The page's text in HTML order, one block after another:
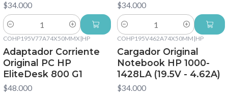
$34.000
Cantidad
$34.000
Cantidad
COHP195V77A74X50MMX|HP
Adaptador Corriente
Original PC HP
EliteDesk 800 G1
$48.000
COHP195V462A74X50MM |HP
Cargador Original
Notebook HP 1000-
1428LA (19.5V - 4.62A)
$34.000